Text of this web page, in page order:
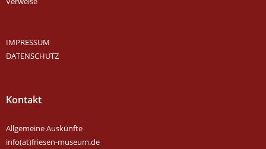
IMPRESSUM
DATENSCHUTZ
Kontakt
Allgemeine Auskünfte
info(at)friesen-museum.de